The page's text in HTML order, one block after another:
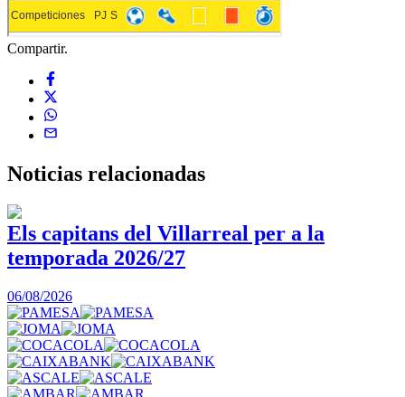
Compartir.
Noticias relacionadas
Els capitans del Villarreal per a la
temporada 2026/27
06/08/2026